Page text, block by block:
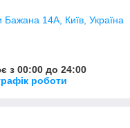
14А, Київ, Україна
з 00:00 до 24:00
роботи